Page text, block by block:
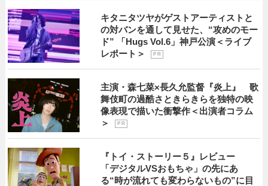
キタニタツヤがゲストアーティストと
の対バンを通して見せた、“攻めのモー
ド” 「Hugs Vol.6」神戸公演＜ライブ
レポート＞
P R
主演・森七菜×長久允監督『炎上』 歌
舞伎町の過酷さときらきらを独特の映
像表現で描いた衝撃作＜出演者コラム
＞
P R
『トイ・ストーリー５』レビュー
「デジタルVSおもちゃ」の先にあ
る“時が流れても変わらないもの”に目